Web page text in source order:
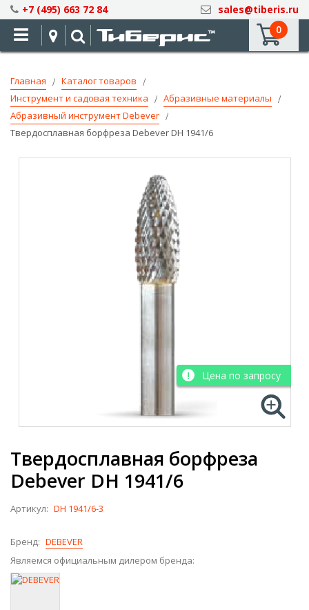
Skip
to
Content
+7 (495) 663 72 84
sales@tiberis.ru
0
Главная
Каталог товаров
Инструмент и садовая техника
Абразивные материалы
Абразивный инструмент Debever
Твердосплавная борфреза Debever DH 1941/6
Твердосплавная борфреза
Debever DH 1941/6
Артикул: DH 1941/6-3
Бренд: DEBEVER
Являемся официальным дилером бренда:
Цена по запросу